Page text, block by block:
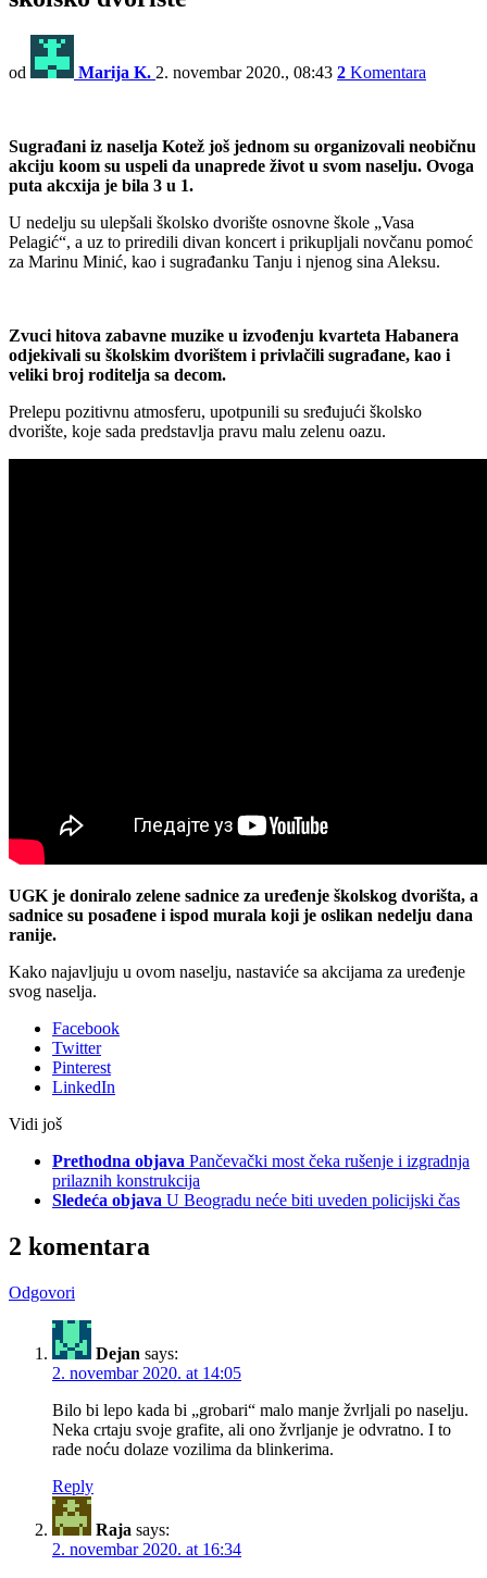
od Marija K. 2. novembar 2020., 08:43 2 Komentara
Sugrađani iz naselja Kotež još jednom su organizovali neobičnu
akciju koom su uspeli da unaprede život u svom naselju. Ovoga
puta akcxija je bila 3 u 1.
U nedelju su ulepšali školsko dvorište osnovne škole „Vasa
Pelagić“, a uz to priredili divan koncert i prikupljali novčanu pomoć
za Marinu Minić, kao i sugrađanku Tanju i njenog sina Aleksu.
Zvuci hitova zabavne muzike u izvođenju kvarteta Habanera
odjekivali su školskim dvorištem i privlačili sugrađane, kao i
veliki broj roditelja sa decom.
Prelepu pozitivnu atmosferu, upotpunili su sređujući školsko
dvorište, koje sada predstavlja pravu malu zelenu oazu.
UGK je doniralo zelene sadnice za uređenje školskog dvorišta, a
sadnice su posađene i ispod murala koji je oslikan nedelju dana
ranije.
Kako najavljuju u ovom naselju, nastaviće sa akcijama za uređenje
svog naselja.
Facebook
Twitter
Pinterest
LinkedIn
Vidi još
Prethodna objava Pančevački most čeka rušenje i izgradnja
prilaznih konstrukcija
Sledeća objava U Beogradu neće biti uveden policijski čas
2 komentara
Odgovori
Dejan says:
2. novembar 2020. at 14:05
Bilo bi lepo kada bi „grobari“ malo manje žvrljali po naselju.
Neka crtaju svoje grafite, ali ono žvrljanje je odvratno. I to
rade noću dolaze vozilima da blinkerima.
Reply
Raja says:
2. novembar 2020. at 16:34